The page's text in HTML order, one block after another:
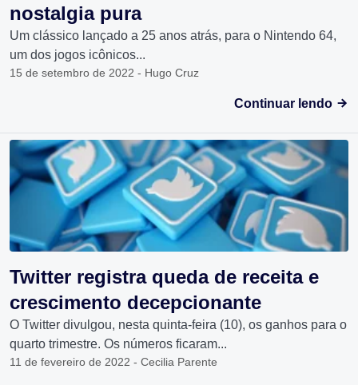
nostalgia pura
Um clássico lançado a 25 anos atrás, para o Nintendo 64,
um dos jogos icônicos...
15 de setembro de 2022 - Hugo Cruz
Continuar lendo
Twitter registra queda de receita e
crescimento decepcionante
O Twitter divulgou, nesta quinta-feira (10), os ganhos para o
quarto trimestre. Os números ficaram...
11 de fevereiro de 2022 - Cecilia Parente